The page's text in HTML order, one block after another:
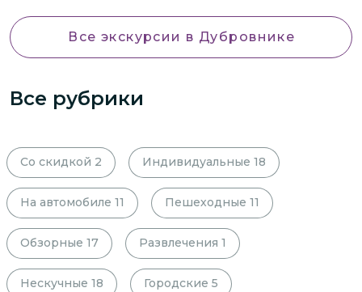
Все экскурсии в Дубровнике
Все рубрики
Со скидкой 2 Индивидуальные 18
На автомобиле 11 Пешеходные 11
Обзорные 17 Развлечения 1
Нескучные 18 Городские 5